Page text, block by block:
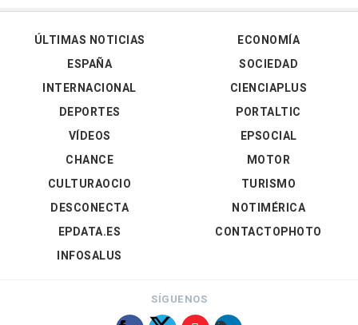
ÚLTIMAS NOTICIAS
ESPAÑA
INTERNACIONAL
DEPORTES
VÍDEOS
ECONOMÍA
SOCIEDAD
CIENCIAPLUS
PORTALTIC
EPSOCIAL
CHANCE
CULTURAOCIO
DESCONECTA
EPDATA.ES
INFOSALUS
MOTOR
TURISMO
NOTIMÉRICA
CONTACTOPHOTO
SÍGUENOS